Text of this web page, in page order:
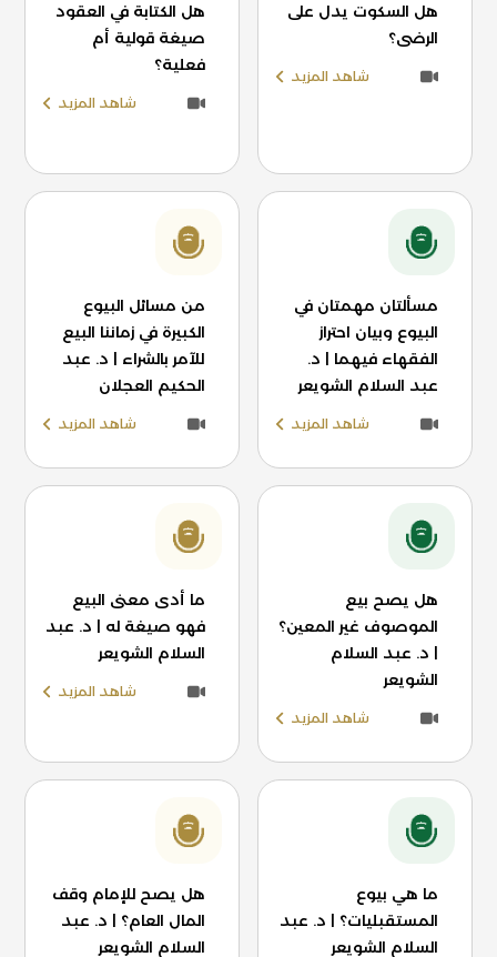
هل السكوت يدل على
الرضى؟
شاهد المزيد
هل الكتابة في العقود
صيغة قولية أم
فعلية؟
شاهد المزيد
مسألتان مهمتان في
البيوع وبيان احتراز
الفقهاء فيهما | د.
عبد السلام الشويعر
شاهد المزيد
من مسائل البيوع
الكبيرة في زماننا البيع
للآمر بالشراء | د. عبد
الحكيم العجلان
شاهد المزيد
هل يصح بيع
الموصوف غير المعين؟
| د. عبد السلام
الشويعر
شاهد المزيد
ما أدى معنى البيع
فهو صيغة له | د. عبد
السلام الشويعر
شاهد المزيد
ما هي بيوع
المستقبليات؟ | د. عبد
السلام الشويعر
هل يصح للإمام وقف
المال العام؟ | د. عبد
السلام الشويعر